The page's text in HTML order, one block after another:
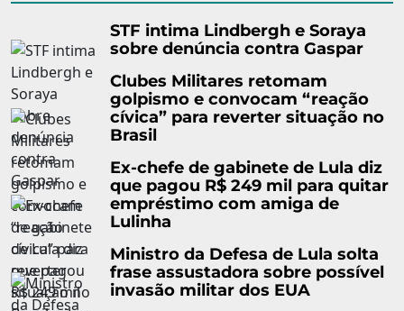
STF intima Lindbergh e Soraya
sobre denúncia contra Gaspar
Clubes Militares retomam
golpismo e convocam “reação
cívica” para reverter situação no
Brasil
Ex-chefe de gabinete de Lula diz
que pagou R$ 249 mil para quitar
empréstimo com amiga de
Lulinha
Ministro da Defesa de Lula solta
frase assustadora sobre possível
invasão militar dos EUA